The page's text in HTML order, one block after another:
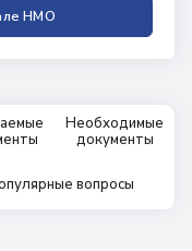
НМО
Необходимые
документы
вопросы